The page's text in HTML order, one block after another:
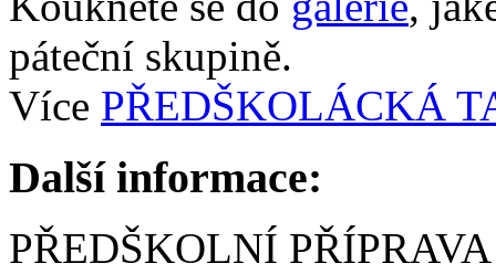
páteční skupině.
Více PŘEDŠKOLÁCKÁ
Další informace:
PŘEDŠKOLNÍ